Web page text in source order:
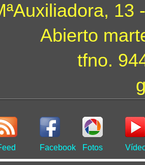
13
Abierto
tfno.
Facebook Fotos